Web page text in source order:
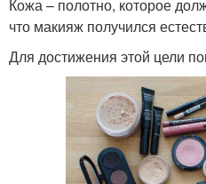
Кожа – полотно, которое
что макияж получился
Для достижения этой цели